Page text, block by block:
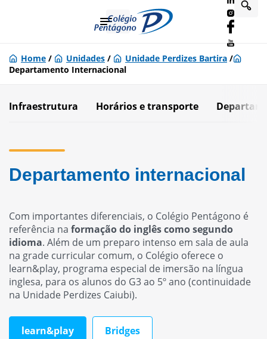
Home / Unidades / Unidade Perdizes Bartira /
Departamento Internacional
Infraestrutura Horários e transporte
Departamento internacional
Com importantes diferenciais, o Colégio Pentágono é
referência na formação do inglês como segundo
idioma. Além de um preparo intenso em sala de aula
na grade curricular comum, o Colégio oferece o
learn&play, programa especial de imersão na língua
inglesa, para os alunos do G3 ao 5º ano (continuidade
na Unidade Perdizes Caiubi).
learn&play Bridges